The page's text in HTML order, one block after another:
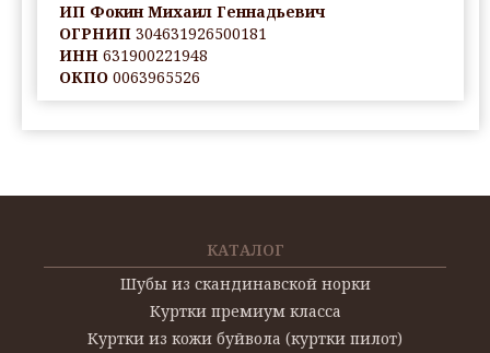
ИП Фокин Михаил Геннадьевич
ОГРНИП 304631926500181
ИНН 631900221948
ОКПО 0063965526
КАТАЛОГ
Шубы из скандинавской норки
Куртки премиум класса
Куртки из кожи буйвола (куртки пилот)